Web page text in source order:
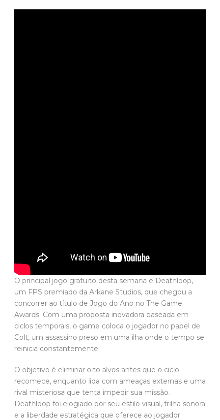
O principal jogo gratuito desta semana é Deathloop,
um FPS premiado da Arkane Studios, que chegou a
concorrer ao título de Jogo do Ano no The Game
Awards. Com uma proposta inovadora baseada em
ciclos temporais, o game coloca o jogador no papel de
Colt, um assassino preso em uma ilha onde o tempo se
reinicia constantemente.
O objetivo é eliminar oito alvos antes que o ciclo
recomece, enquanto lida com ameaças externas e uma
rival misteriosa que tenta impedir sua missão.
Deathloop foi elogiado por seu estilo visual, trilha sonora
e a liberdade estratégica que oferece ao jogador.